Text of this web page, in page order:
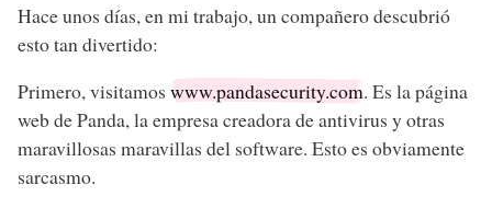
Hace unos días, en mi trabajo, un compañero descubrió
esto tan divertido:
Primero, visitamos www.pandasecurity.com. Es la página
web de Panda, la empresa creadora de antivirus y otras
maravillosas maravillas del software. Esto es obviamente
sarcasmo.